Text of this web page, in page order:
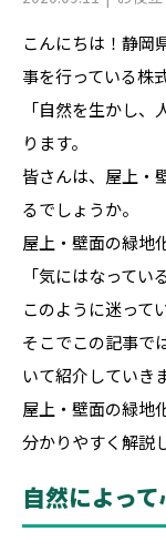
こんにちは！静岡
事を行っている株
「自然を生かし
ります。
皆さんは、屋上・
るでしょうか。
屋上・壁面の緑地
「気にはなってい
このように迷って
そこでこの記事で
いて紹介していき
屋上・壁面の緑地
分かりやすく解説
自然によっ